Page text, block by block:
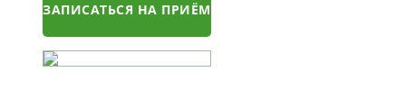
ЗАПИСАТЬСЯ НА ПРИЁМ